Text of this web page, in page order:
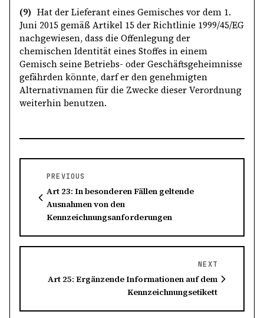
(9) Hat der Lieferant eines Gemisches vor dem 1.
Juni 2015 gemäß Artikel 15 der Richtlinie 1999/45/EG
nachgewiesen, dass die Offenlegung der
chemischen Identität eines Stoffes in einem
Gemisch seine Betriebs- oder Geschäftsgeheimnisse
gefährden könnte, darf er den genehmigten
Alternativnamen für die Zwecke dieser Verordnung
weiterhin benutzen.
PREVIOUS
Art 23: In besonderen Fällen geltende
Ausnahmen von den
Kennzeichnungsanforderungen
NEXT
Art 25: Ergänzende Informationen auf dem
Kennzeichnungsetikett